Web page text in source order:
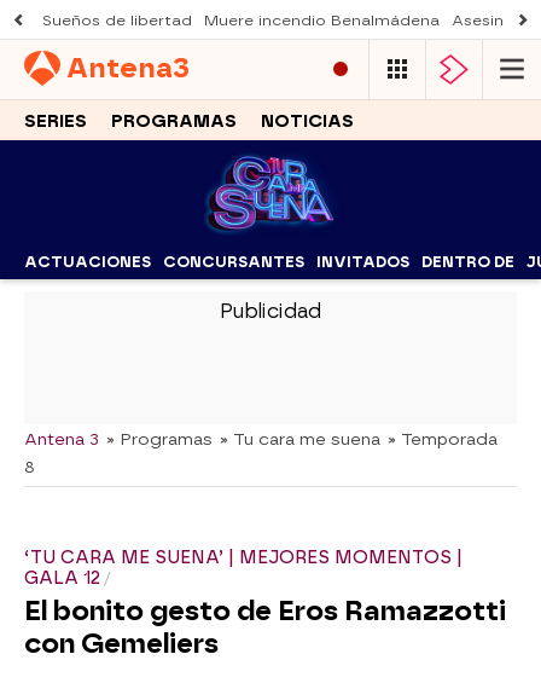
Sueños de libertad Muere incendio Benalmádena Asesinato
Antena3
SERIES PROGRAMAS NOTICIAS
ACTUACIONES CONCURSANTES INVITADOS DENTRO DE
-
Antena 3 » Programas » Tu cara me suena » Temporada
8
‘TU CARA ME SUENA’ | MEJORES MOMENTOS |
GALA 12
El bonito gesto de Eros Ramazzotti
con Gemeliers